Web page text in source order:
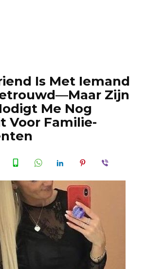
Is Met Iemand
Zijn
Me Nog
Voor Familie-